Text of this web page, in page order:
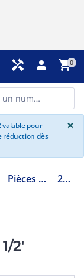
handyman person shopping_cart0
valable pour
réduction dès
×
Pièces détachées chaufferie 22220SN12
2'